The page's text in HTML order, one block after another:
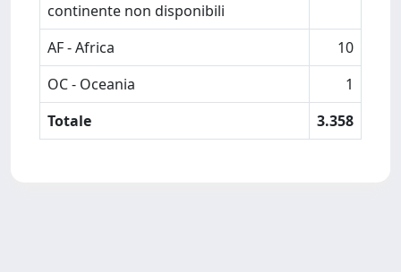
continente non disponibili
AF - Africa
10
OC - Oceania
1
Totale
3.358